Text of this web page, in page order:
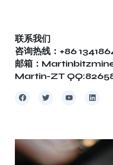
联系我们
咨询热线：+86
邮箱：
Martin-ZT